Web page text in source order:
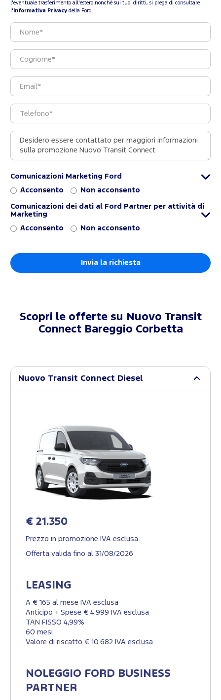
l'eventuale trasferimento all'estero nonchè sui tuoi diritti, si prega di consultare
l' Informativa Privacy della Ford.
Comunicazioni Marketing Ford
Acconsento Non acconsento
Comunicazioni dei dati al Ford Partner per attività di
Marketing
Acconsento Non acconsento
Scopri le offerte su
Nuovo Transit
Connect Bareggio Corbetta
Nuovo Transit Connect Diesel
€ 21.350
Prezzo in promozione IVA esclusa
Offerta valida fino al 31/08/2026
LEASING
A € 165 al mese IVA esclusa
Anticipo + Spese € 4.999 IVA esclusa
TAN FISSO 4,99%
60 mesi
Valore di riscatto € 10.682 IVA esclusa
NOLEGGIO FORD BUSINESS
PARTNER